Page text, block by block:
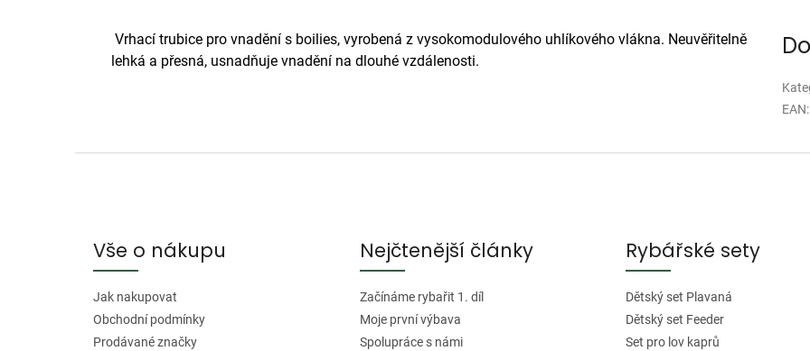
Vrhací trubice pro vnadění s boilies, vyrobená z vysokomodulového uhlíkového vlákna. Neuvěřitelně
lehká a přesná, usnadňuje vnadění na dlouhé vzdálenosti.
EAN:
Vše o nákupu
Jak nakupovat
Obchodní podmínky
Prodávané značky
Nejčtenější články
Začínáme rybařit 1. díl
Moje první výbava
Spolupráce s námi
Rybářské sety
Dětský set Plavaná
Dětský set Feeder
Set pro lov kaprů